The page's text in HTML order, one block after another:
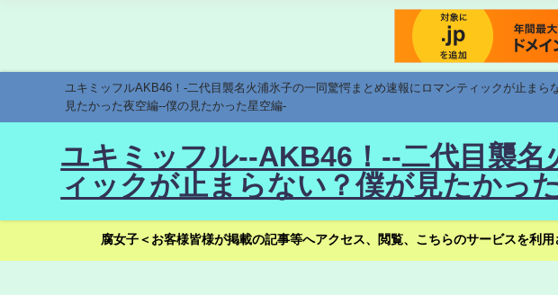
ユキミッフルAKB46！-二代目襲名火浦氷子の一同驚愕まとめ速報にロマンティックが止ま
見たかった夜空編--僕の見たかった星空編-
ユキミッフル--AKB46！--二代目襲
ィックが止まらない？僕が見たかっ
腐女子＜お客様皆様が掲載の記事等へアクセス、閲覧、こちらのサービスを利